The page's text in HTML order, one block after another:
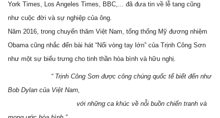
York Times, Los Angeles Times, BBC,... đã đưa tin về lễ tang cũng
như cuộc đời và sự nghiệp của ông.
Năm 2016, trong chuyến thăm Việt Nam, tổng thống Mỹ đương nhiệm
Obama cũng nhắc đến bài hát “Nối vòng tay lớn” của Trịnh Công Sơn
như một sự biểu trưng cho tinh thần hòa bình và hữu nghị.
Bob Dylan của Việt Nam,